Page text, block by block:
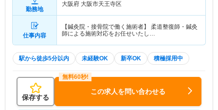
勤務地
大阪府 大阪市天王寺区
仕事内容
【鍼灸院・接骨院で働く施術者】 柔道整復師・鍼灸
師による施術対応をお任せいたし…
駅から徒歩5分以内 未経験OK 新卒OK 積極採用中
保存する
この求人を問い合わせる